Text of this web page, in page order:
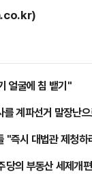
얼굴에 침 뱉기"
계파선거 말장난
"즉시 대법관 제청하
의 부동산 세제개